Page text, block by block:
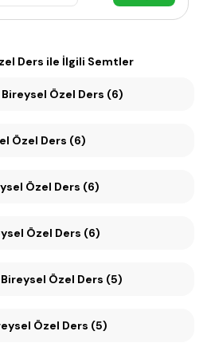
Ders ile İlgili Semtler
Özel Ders (6)
Özel Ders (6)
Özel Ders (6)
Özel Ders (6)
Özel Ders (5)
Özel Ders (5)